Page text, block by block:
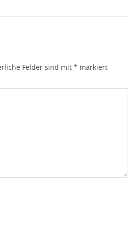
Felder sind mit * markiert